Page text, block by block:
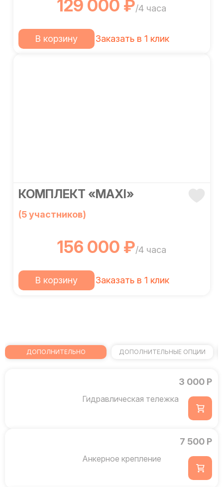
129 000 ₽/4 часа
В корзину Заказать в 1 клик
КОМПЛЕКТ «MAXI»
(5 участников)
156 000 ₽/4 часа
В корзину Заказать в 1 клик
ДОПОЛНИТЕЛЬНО ДОПОЛНИТЕЛЬНЫЕ ОПЦИИ
Гидравлическая тележка
3 000 Р
Анкерное крепление
7 500 Р